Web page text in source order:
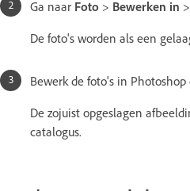
Ga naar Foto > Bewerken in >
De foto's worden als een
Bewerk de foto's in
De zojuist opgeslagen
catalogus.